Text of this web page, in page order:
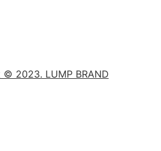
2023. LUMP BRAND